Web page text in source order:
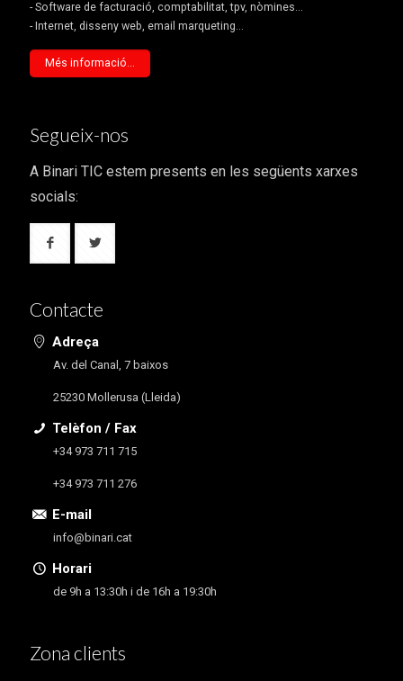
- Software de facturació, comptabilitat, tpv, nòmines...
- Internet, disseny web, email marqueting...
Més informació...
Segueix-nos
A Binari TIC estem presents en les següents xarxes
socials:
Contacte
Adreça
Av. del Canal, 7 baixos
25230 Mollerusa (Lleida)
Telèfon / Fax
+34 973 711 715
+34 973 711 276
E-mail
info@binari.cat
Horari
de 9h a 13:30h i de 16h a 19:30h
Zona clients